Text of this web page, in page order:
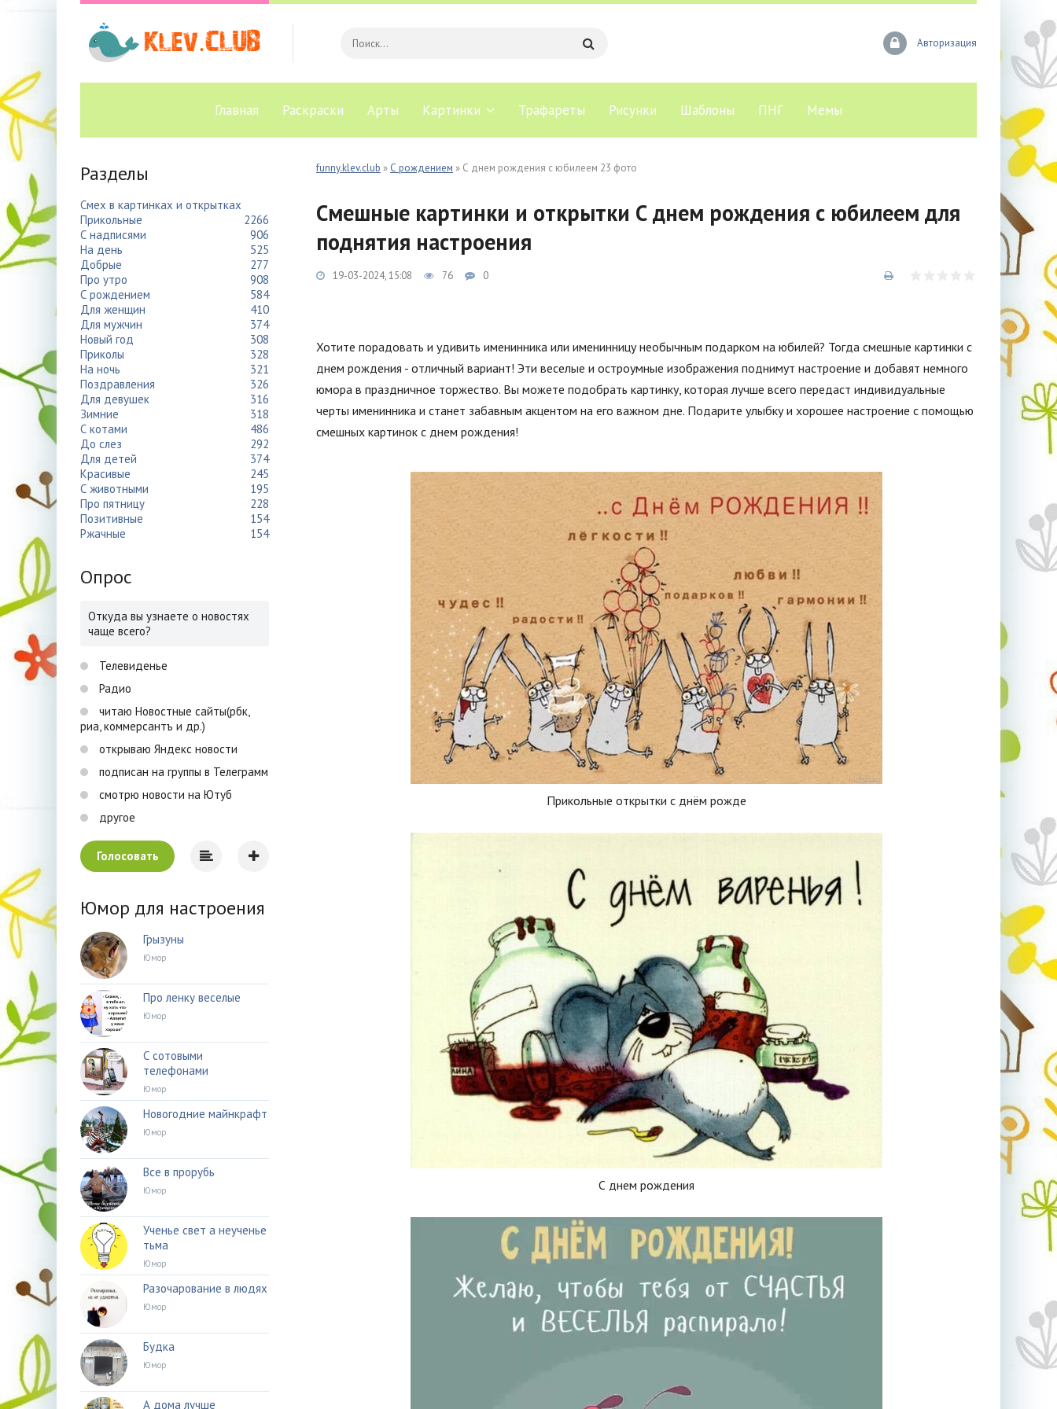
Авторизация
Главная Раскраски Арты Картинки Трафареты Рисунки Шаблоны ПНГ Мемы
funny.klev.club » С рождением » С днем рождения с юбилеем 23 фото
Смешные картинки и открытки С днем рождения с юбилеем для
поднятия настроения
19-03-2024, 15:08 76 0
Хотите порадовать и удивить именинника или именинницу необычным подарком на юбилей? Тогда смешные картинки с
днем рождения - отличный вариант! Эти веселые и остроумные изображения поднимут настроение и добавят немного
юмора в праздничное торжество. Вы можете подобрать картинку, которая лучше всего передаст индивидуальные
черты именинника и станет забавным акцентом на его важном дне. Подарите улыбку и хорошее настроение с помощью
смешных картинок с днем рождения!
Прикольные открытки с днём рожде
С днем рождения
Разделы
Смех в картинках и открытках
Прикольные
2266
С надписями
906
На день
525
Добрые
277
Про утро
908
С рождением
584
Для женщин
410
Для мужчин
374
Новый год
308
Приколы
328
На ночь
321
Поздравления
326
Для девушек
316
Зимние
318
С котами
486
До слез
292
Для детей
374
Красивые
245
С животными
195
Про пятницу
228
Позитивные
154
Ржачные
154
Опрос
Откуда вы узнаете о новостях
чаще всего?
Телевиденье
Радио
читаю Новостные сайты(рбк,
риа, коммерсантъ и др.)
открываю Яндекс новости
подписан на группы в Телеграмм
смотрю новости на Ютуб
другое
Голосовать
Юмор для настроения
Грызуны
Юмор
Про ленку веселые
Юмор
С сотовыми
телефонами
Юмор
Новогодние майнкрафт
Юмор
Все в прорубь
Юмор
Ученье свет а неученье
тьма
Юмор
Разочарование в людях
Юмор
Будка
Юмор
А дома лучше